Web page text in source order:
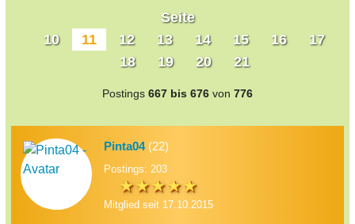
Seite
10
11 12 13 14 15 16
17
18
19 20 21
Postings 667 bis 676 von 776
Pinta04(22)
Postings: 203
Mitglied seit 17.10.2015